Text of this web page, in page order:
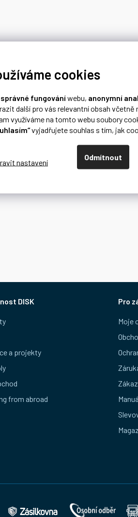
cookies
správné fungováníwebu, anonymní
další pro vás relevantní obsah včetně
využíváme na tomto webu soubory
vyjadřujete souhlas s tím, jak
Odmítnout
DISK
a projekty
from abroad
Pro
Moje